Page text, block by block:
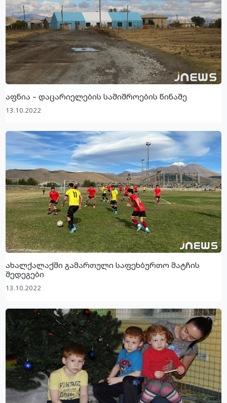
აფნია – დაცარიელების საშიშროების წინაშე
13.10.2022
ახალქალაქში გამართული საფეხბურთო მატჩის
შედეგები
13.10.2022